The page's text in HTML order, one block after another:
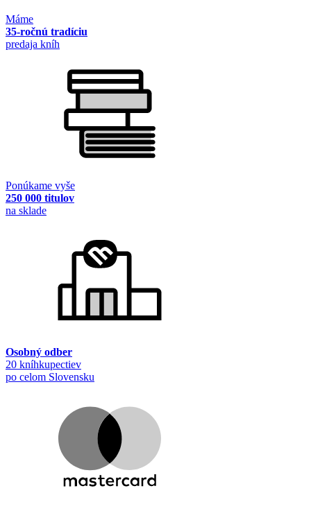
Máme
35-ročnú tradíciu
predaja kníh
Ponúkame vyše
250 000 titulov
na sklade
Osobný odber
20 kníhkupectiev
po celom Slovensku